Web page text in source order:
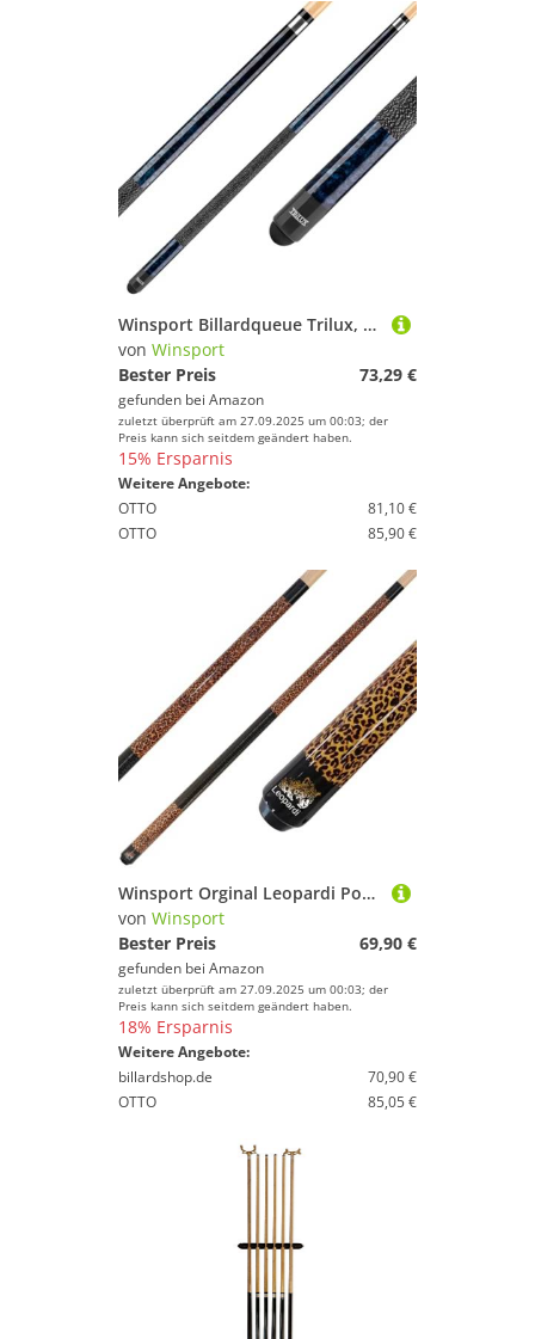
Winsport Billardqueue Trilux, Profiqualität, Ahornholz mit Vogelaugen Naturmaserung, Leinengriffband Edelstahl Joint, 13 Klebeleder, Cue in blau, grau. braun und rot
von Winsport
Bester Preis
73,29 €
gefunden bei Amazon
zuletzt überprüft am 27.09.2025 um 00:03; der
Preis kann sich seitdem geändert haben.
15% Ersparnis
Weitere Angebote:
OTTO
81,10 €
OTTO
85,90 €
Winsport Orginal Leopardi Pool Billard Queue, 2 teiliger Billardqueue mit schwarzen Griffband aus genarbten PU-Leder, Cue Länge 147cm, 12mm Profi Klebeleder, Edelstahl Gewinde,Leopard Design
von Winsport
Bester Preis
69,90 €
gefunden bei Amazon
zuletzt überprüft am 27.09.2025 um 00:03; der
Preis kann sich seitdem geändert haben.
18% Ersparnis
Weitere Angebote:
billardshop.de
70,90 €
OTTO
85,05 €